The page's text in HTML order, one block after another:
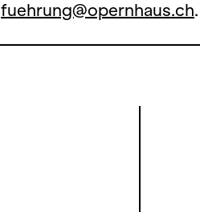
fuehrung@opernhaus.ch.